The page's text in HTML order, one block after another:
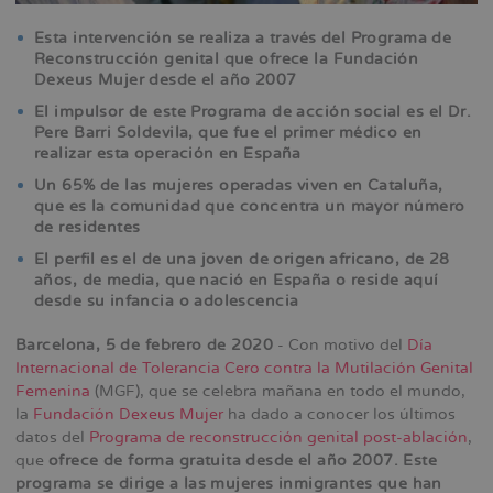
Esta intervención se realiza a través del Programa de
Reconstrucción genital que ofrece la Fundación
Dexeus Mujer desde el año 2007
El impulsor de este Programa de acción social es el Dr.
Pere Barri Soldevila, que fue el primer médico en
realizar esta operación en España
Un 65% de las mujeres operadas viven en Cataluña,
que es la comunidad que concentra un mayor número
de residentes
El perfil es el de una joven de origen africano, de 28
años, de media, que nació en España o reside aquí
desde su infancia o adolescencia
Barcelona, 5 de febrero de 2020 - Con motivo del Día
Internacional de Tolerancia Cero contra la Mutilación Genital
Femenina (MGF), que se celebra mañana en todo el mundo,
la Fundación Dexeus Mujer ha dado a conocer los últimos
datos del Programa de reconstrucción genital post-ablación,
que ofrece de forma gratuita desde el año 2007. Este
programa se dirige a las mujeres inmigrantes que han